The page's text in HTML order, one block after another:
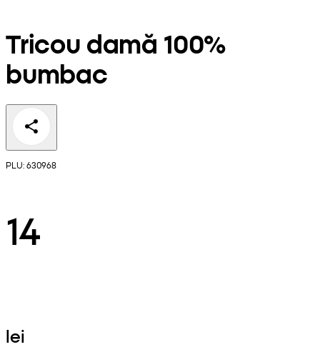
Tricou damă 100%
bumbac
PLU: 630968
14
lei